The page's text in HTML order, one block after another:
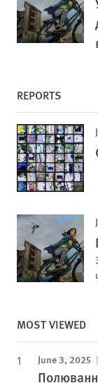
REPORTS
MOST VIEWED
June 3, 2025